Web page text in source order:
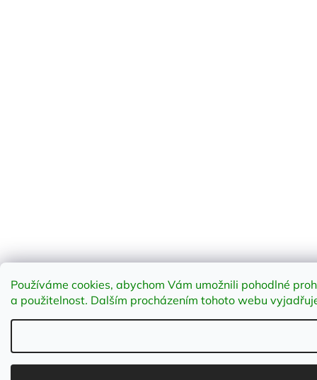
Používáme cookies, abychom Vám umožnili pohodlné
a použitelnost. Dalším procházením tohoto webu